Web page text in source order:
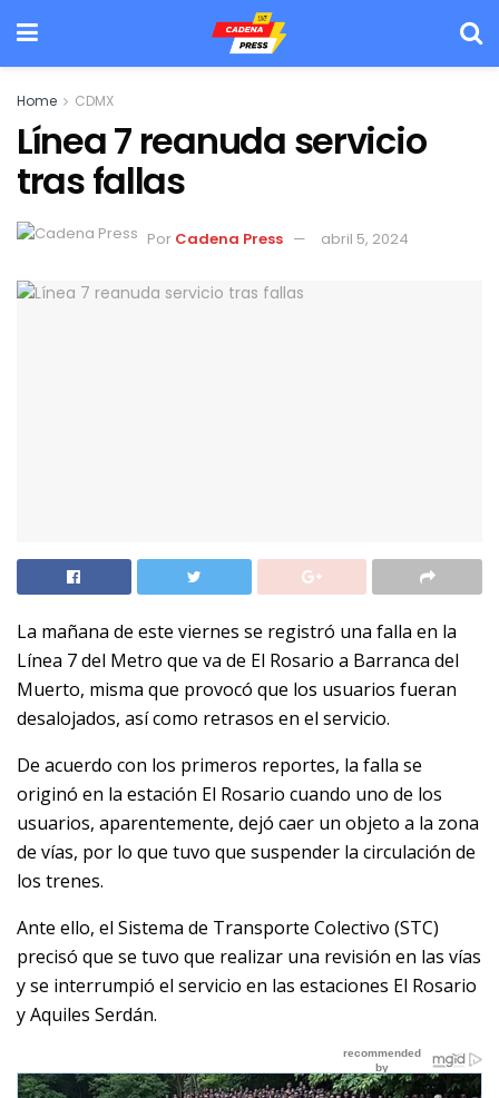
Home CDMX
Línea 7 reanuda servicio
tras fallas
Por Cadena Press abril 5, 2024
La mañana de este viernes se registró una falla en la
Línea 7 del Metro que va de El Rosario a Barranca del
Muerto, misma que provocó que los usuarios fueran
desalojados, así como retrasos en el servicio.
De acuerdo con los primeros reportes, la falla se
originó en la estación El Rosario cuando uno de los
usuarios, aparentemente, dejó caer un objeto a la zona
de vías, por lo que tuvo que suspender la circulación de
los trenes.
Ante ello, el Sistema de Transporte Colectivo (STC)
precisó que se tuvo que realizar una revisión en las vías
y se interrumpió el servicio en las estaciones El Rosario
y Aquiles Serdán.